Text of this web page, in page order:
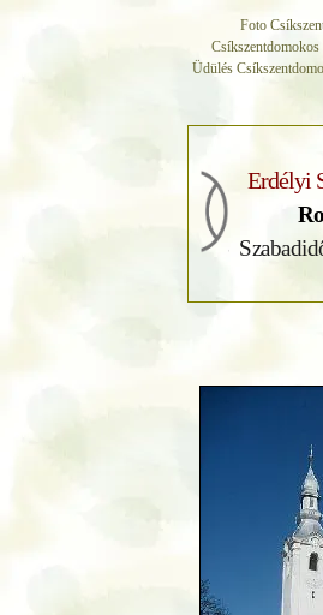
Foto
Üdülés
Erdélyi